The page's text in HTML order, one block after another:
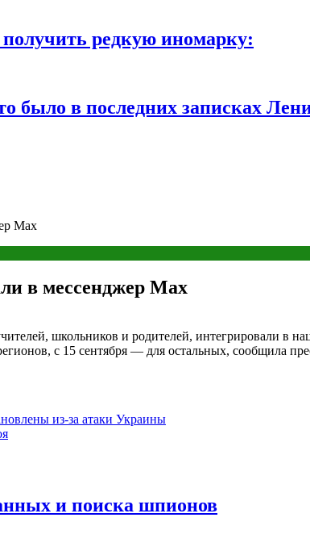
редкую иномарку:
было в последних записках
Мax
в мессенджер Мax
школьников и родителей, интегрировали в
с 15 сентября — для остальных, сообщила
из-за атаки Украины
и поиска шпионов